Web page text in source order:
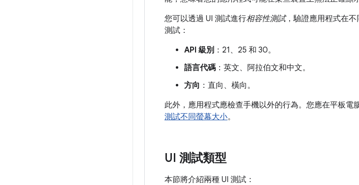
您可以透過 UI 測試進行相容性測試，驗證應用程式在
測試：
API 級別 ：21、25 和 30。
語言代碼 ：英文、阿拉伯文和中文。
方向 ：直向、橫向。
此外，應用程式應檢查手機以外的行為。您應在平板
測試不同螢幕大小。
UI 測試類型
本節將介紹兩種 UI 測試：